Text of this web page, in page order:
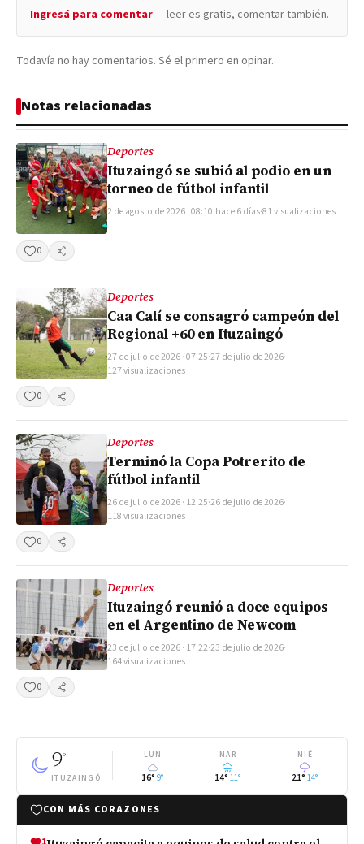
Ingresá para comentar— leer es gratis, comentar también.
Todavía no hay comentarios. Sé el primero en opinar.
Notas relacionadas
Deportes
Ituzaingó se subió al podio en un
torneo de fútbol infantil
2 de agosto de 2026 · 08:10·hace 6 días·81 visualizaciones
0 Compartir
Deportes
Caa Catí se consagró campeón del
Regional +60 en Ituzaingó
27 de julio de 2026 · 07:25·27 de julio de 2026·
127 visualizaciones
0
Compartir
Deportes
Terminó la Copa Potrerito de
fútbol infantil
26 de julio de 2026 · 12:25·26 de julio de 2026·
118 visualizaciones
0
Compartir
Deportes
Ituzaingó reunió a doce equipos
en el Argentino de Newcom
23 de julio de 2026 · 17:22·23 de julio de 2026·
164 visualizaciones
0
Compartir
9°
ITUZAINGÓ
LUN
16° 9°
MAR
14° 11°
MIÉ
21°14°
CON MÁS CORAZONES